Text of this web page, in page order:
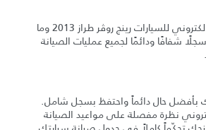
تتوفر خدمة السجل الإلكتروني للسيارات رينج روڤر طراز 2013 وما
شفافًا ودائمًا لجميع عمليات الصيانة
بأفضل حال دائماً واحتفظ بسجل شامل.
نظرة مفصلة على مواعيد الصيانة